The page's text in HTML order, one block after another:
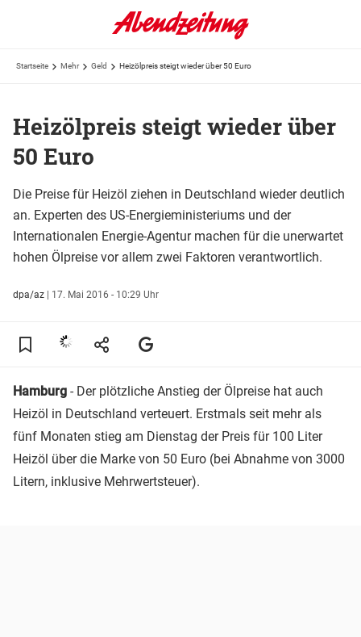
Startseite Mehr Geld Heizölpreis steigt wieder über 50 Euro
Heizölpreis steigt wieder über
50 Euro
Die Preise für Heizöl ziehen in Deutschland wieder deutlich
an. Experten des US-Energieministeriums und der
Internationalen Energie-Agentur machen für die unerwartet
hohen Ölpreise vor allem zwei Faktoren verantwortlich.
dpa/az | 17. Mai 2016 - 10:29 Uhr
Hamburg - Der plötzliche Anstieg der Ölpreise hat auch
Heizöl in Deutschland verteuert. Erstmals seit mehr als
fünf Monaten stieg am Dienstag der Preis für 100 Liter
Heizöl über die Marke von 50 Euro (bei Abnahme von 3000
Litern, inklusive Mehrwertsteuer).